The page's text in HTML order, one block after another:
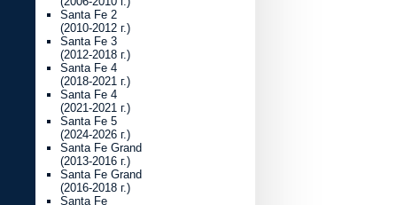
Santa Fe 2
(2010-2012 г.)
Santa Fe 3
(2012-2018 г.)
Santa Fe 4
(2018-2021 г.)
Santa Fe 4
(2021-2021 г.)
Santa Fe 5
(2024-2026 г.)
Santa Fe Grand
(2013-2016 г.)
Santa Fe Grand
(2016-2018 г.)
Santa Fe